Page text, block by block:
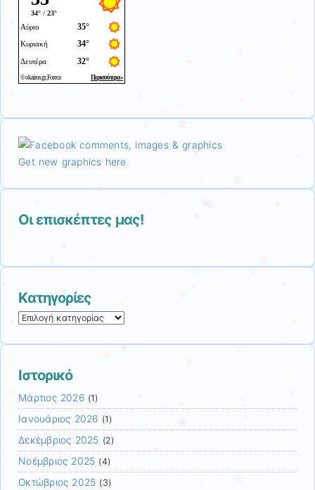
Get new graphics here
Οι επισκέπτες μας!
Kατηγορίες
Kατηγορίες
Ιστορικό
Μάρτιος 2026(1)
Ιανουάριος 2026 (1)
Δεκέμβριος 2025 (2)
Νοέμβριος 2025 (4)
Οκτώβριος 2025 (3)